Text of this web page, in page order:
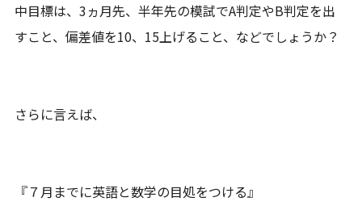
中目標は、3ヵ月先、半年先の模試でA判定やB判定を出
すこと、偏差値を10、15上げること、などでしょうか？
さらに言えば、
『７月までに英語と数学の目処をつける』